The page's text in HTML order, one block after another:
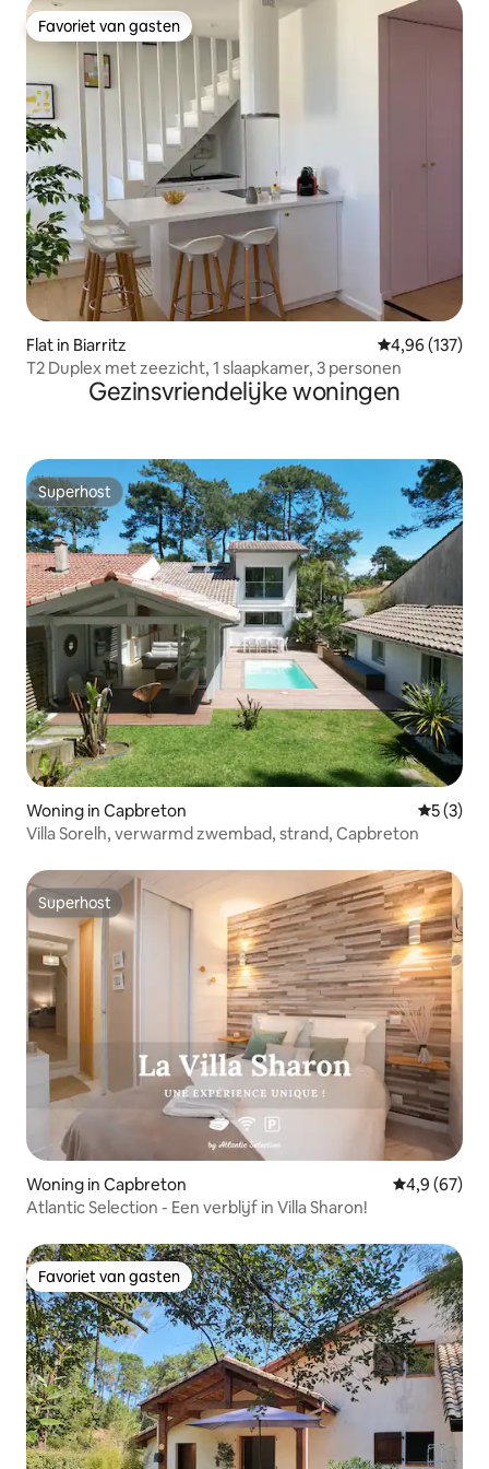
Favoriet van gasten
Favoriet van gasten
Flat in Biarritz Gemiddelde
4,96 (137)
T2 Duplex met zeezicht, 1 slaapkamer, 3 personen
Gezinsvriendelijke woningen
Superhost
Superhost
Woning in Capbreton
5 (3)
Villa Sorelh, verwarmd zwembad, strand, Capbreton
Superhost
Superhost
Woning in Capbreton Gemiddelde
4,9 (67)
Atlantic Selection - Een verblijf in Villa Sharon!
Favoriet van gasten
Favoriet van gasten